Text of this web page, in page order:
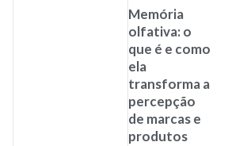
Memória
olfativa: o
que é e como
ela
transforma a
percepção
de marcas e
produtos